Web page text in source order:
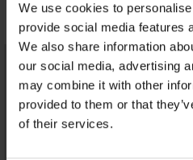
We use cookies to
provide social media features
We also share information
our social media, advertising
may combine it with other
provided to them or that
of their services.
Talán